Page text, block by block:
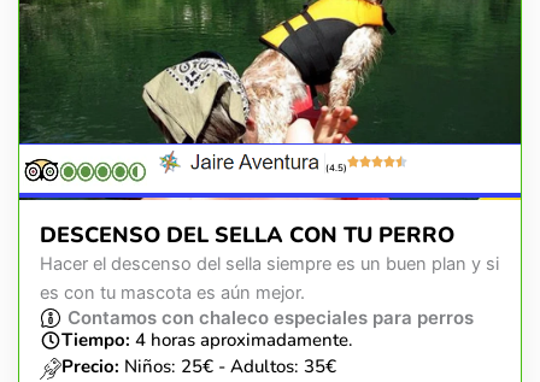
(4.5)
DESCENSO DEL SELLA CON TU PERRO
Hacer el descenso del sella siempre es un buen plan y si
es con tu mascota es aún mejor.
Contamos con chaleco especiales para perros
Tiempo: 4 horas aproximadamente.
Precio: Niños: 25€ - Adultos: 35€